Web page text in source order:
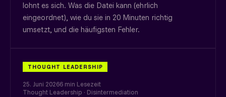
lohnt es sich. Was die Datei kann (ehrlich
eingeordnet), wie du sie in 20 Minuten richtig
umsetzt, und die häufigsten Fehler.
THOUGHT LEADERSHIP
25. Juni 20266 min Lesezeit
Thought Leadership · Disintermediation